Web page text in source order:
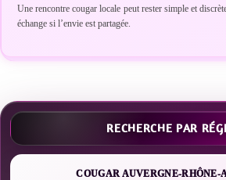
Une rencontre cougar locale peut rester simple et
échange si l’envie est partagée.
RECHERCHE PAR
COUGAR AUVERGNE-RHÔNE-